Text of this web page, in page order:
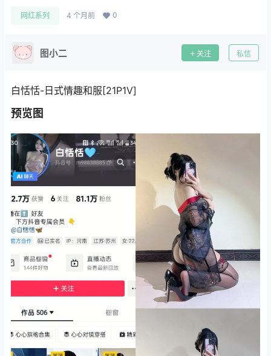
网红系列 4 个月前 0
图小二 关注 私信
白恬恬-日式情趣和服[21P1V]
预览图